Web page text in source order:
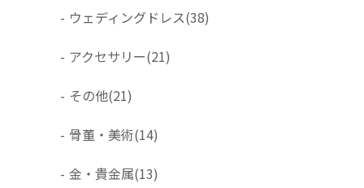
- ウェディングドレス(38)
- アクセサリー(21)
- その他(21)
- 骨董・美術(14)
- 金・貴金属(13)